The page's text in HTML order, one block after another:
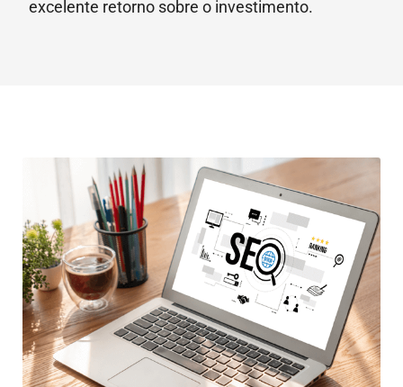
excelente retorno sobre o investimento.